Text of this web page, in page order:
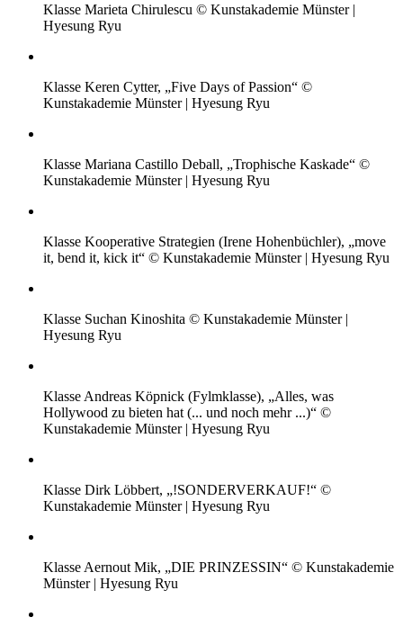
Klasse Marieta Chirulescu © Kunstakademie Münster |
Hyesung Ryu
Klasse Keren Cytter, „Five Days of Passion“ ©
Kunstakademie Münster | Hyesung Ryu
Klasse Mariana Castillo Deball, „Trophische Kaskade“ ©
Kunstakademie Münster | Hyesung Ryu
Klasse Kooperative Strategien (Irene Hohenbüchler), „move
it, bend it, kick it“ © Kunstakademie Münster | Hyesung Ryu
Klasse Suchan Kinoshita © Kunstakademie Münster |
Hyesung Ryu
Klasse Andreas Köpnick (Fylmklasse), „Alles, was
Hollywood zu bieten hat (... und noch mehr ...)“ ©
Kunstakademie Münster | Hyesung Ryu
Klasse Dirk Löbbert, „!SONDERVERKAUF!“ ©
Kunstakademie Münster | Hyesung Ryu
Klasse Aernout Mik, „DIE PRINZESSIN“ © Kunstakademie
Münster | Hyesung Ryu